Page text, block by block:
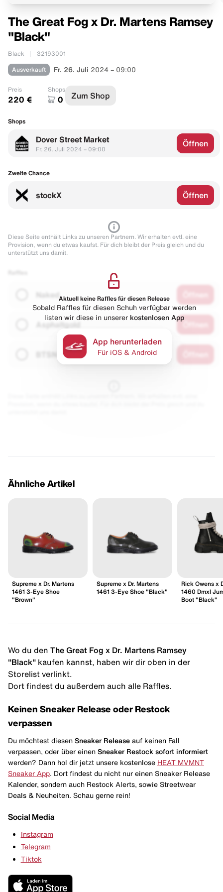
The Great Fog x Dr. Martens Ramsey
"Black"
Black 32193001
Ausverkauft Fr. 26. Juli 2024 – 09:00
Preis
220 €
Shops
0 Zum Shop
Shops
Dover Street Market
Fr. 26. Juli 2024 – 09:00
Öffnen
Zweite Chance
stockX Öffnen
Diese Seite enthält Links zu unseren Partnern. Wir erhalten evtl. eine
Provision, wenn du etwas kaufst. Für dich bleibt der Preis gleich und du
unterstützt uns damit.
Naked
Asphaltgold
Aktuell keine Raffles für diesen Release
Sobald Raffles für diesen Schuh verfügbar werden
listen wir diese in unserer kostenlosen App
App herunterladen
Für iOS & Android
Ähnliche Artikel
Supreme x Dr. Martens
1461 3-Eye Shoe
"Brown"
Supreme x Dr. Martens
1461 3-Eye Shoe "Black"
Rick Owens x
1460 Dmxl
Boot "Black"
Wo du den The Great Fog x Dr. Martens Ramsey
"Black" kaufen kannst, haben wir dir oben in der
Storelist verlinkt.
Dort findest du außerdem auch alle Raffles.
Keinen Sneaker Release oder Restock
verpassen
Du möchtest diesen Sneaker Release auf keinen Fall
verpassen, oder über einen Sneaker Restock sofort informiert
werden? Dann hol dir jetzt unsere kostenlose HEAT MVMNT
Sneaker App . Dort findest du nicht nur einen Sneaker Release
Kalender, sondern auch Restock Alerts, sowie Streetwear
Deals & Neuheiten. Schau gerne rein!
Social Media
Instagram
Telegram
Tiktok